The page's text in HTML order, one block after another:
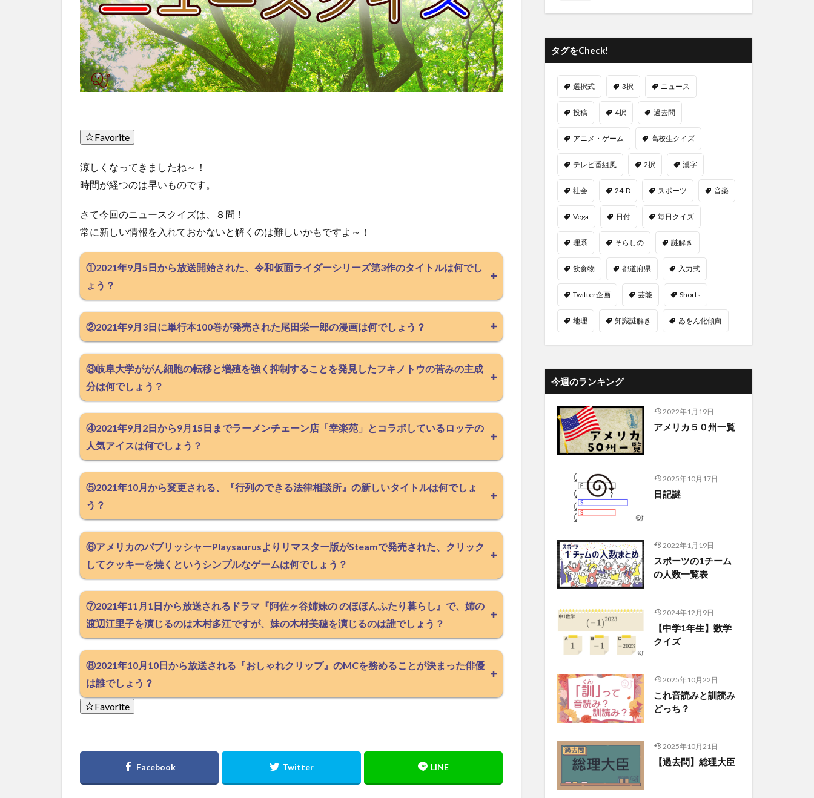
Favorite
涼しくなってきましたね～！
時間が経つのは早いものです。
さて今回のニュースクイズは、８問！
常に新しい情報を入れておかないと解くのは難しいかもですよ～！
①2021年9月5日から放送開始された、令和仮面ライダーシリーズ第3作のタイトルは何でし
ょう？
②2021年9月3日に単行本100巻が発売された尾田栄一郎の漫画は何でしょう？
③岐阜大学ががん細胞の転移と増殖を強く抑制することを発見したフキノトウの苦みの主成
分は何でしょう？
④2021年9月2日から9月15日までラーメンチェーン店「幸楽苑」とコラボしているロッテの
人気アイスは何でしょう？
⑤2021年10月から変更される、『行列のできる法律相談所』の新しいタイトルは何でしょ
う？
⑥アメリカのパブリッシャーPlaysaurusよりリマスター版がSteamで発売された、クリック
してクッキーを焼くというシンプルなゲームは何でしょう？
⑦2021年11月1日から放送されるドラマ『阿佐ヶ谷姉妹の のほほんふたり暮らし』で、姉の
渡辺江里子を演じるのは木村多江ですが、妹の木村美穂を演じるのは誰でしょう？
⑧2021年10月10日から放送される『おしゃれクリップ』のMCを務めることが決まった俳優
は誰でしょう？
Favorite
タグをCheck!
選択式 3択 ニュース
投稿 4択 過去問
アニメ・ゲーム 高校生クイズ
テレビ番組風 2択 漢字
社会 24-D スポーツ 音楽
Vega 日付 毎日クイズ
理系 そらしの 謎解き
飲食物 都道府県 入力式
Twitter企画 芸能 Shorts
地理 知識謎解き ゐをん化傾向
今週のランキング
2022年1月19日
アメリカ５０州一覧
2025年10月17日
日記謎
2022年1月19日
スポーツの1チーム
の人数一覧表
2024年12月9日
【中学1年生】数学
クイズ
2025年10月22日
これ音読みと訓読み
どっち？
2025年10月21日
【過去問】総理大臣